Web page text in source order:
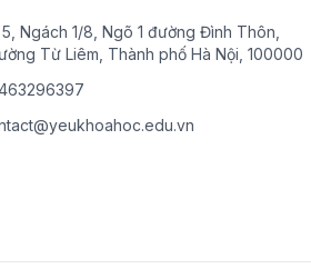
Ngách 1/8, Ngõ 1 đường Đình Thôn,
Từ Liêm, Thành phố Hà Nội, 100000